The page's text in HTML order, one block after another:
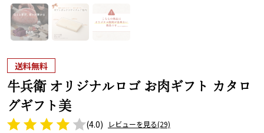
送料無料
牛兵衛 オリジナルロゴ お肉ギフト カタロ
グギフト美
(4.0) レビューを見る(29)